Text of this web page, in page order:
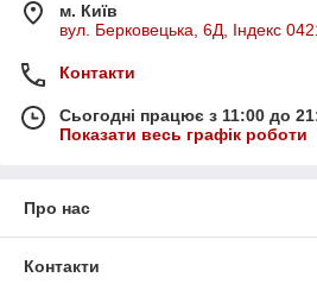
м. Київ
вул. Берковецька, 6Д, Індекс
Контакти
Сьогодні працює з 11:00 до
Показати весь графік роботи
Про нас
Контакти